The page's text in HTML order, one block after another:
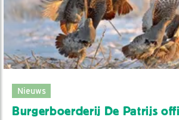
Nieuws
Burgerboerderij De Patrijs